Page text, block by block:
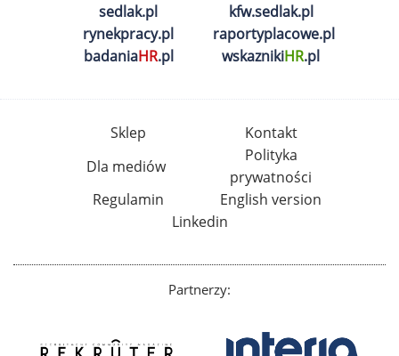
sedlak.pl
kfw.sedlak.pl
rynekpracy.pl
raportyplacowe.pl
badaniaHR.pl wskaznikiHR.pl
Sklep
Kontakt
Dla mediów
Polityka
prywatności
Regulamin
English version
Linkedin
Partnerzy: